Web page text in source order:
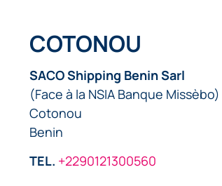
COTONOU
SACO Shipping Benin Sarl
(Face à la NSIA Banque
Cotonou
Benin
TEL. +2290121300560